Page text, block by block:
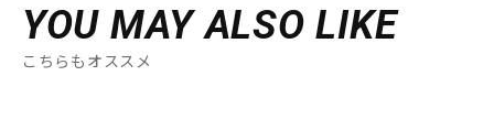
YOU MAY ALSO LIKE
こちらもオススメ